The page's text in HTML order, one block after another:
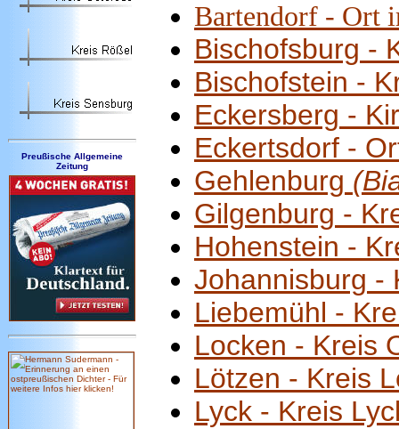
Preußische Allgemeine
Zeitung
Bartendorf - Ort
Bischofsburg -
Bischofstein -
Eckersberg -
Eckertsdorf -
Gehlenburg
Gilgenburg -
Hohenstein -
Johannisburg -
Liebemühl -
Locken - Kreis
Lötzen - Kreis
Lyck - Kreis